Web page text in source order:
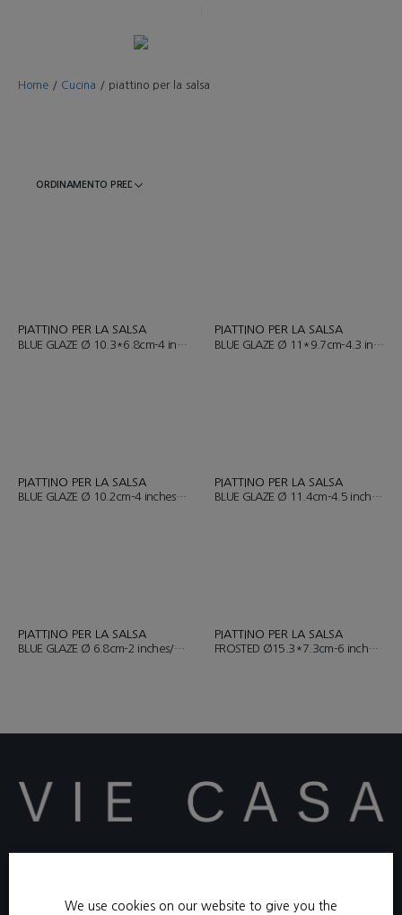
Home / Cucina / piattino per la salsa
PIATTINO PER LA SALSA
BLUE GLAZE Ø 10.3*6.8cm-4 inches/ ART.YH006-1
PIATTINO PER LA SALSA
BLUE GLAZE Ø 11*9.7cm-4.3 inches/ART.YH006-2
PIATTINO PER LA SALSA
BLUE GLAZE Ø 10.2cm-4 inches/ ART.YH006-3
PIATTINO PER LA SALSA
BLUE GLAZE Ø 11.4cm-4.5 inches/ ART.YH006-4
PIATTINO PER LA SALSA
BLUE GLAZE Ø 6.8cm-2 inches/ ART.YH006-30
PIATTINO PER LA SALSA
FROSTED Ø15.3*7.3cm-6 inches/ ART.YH007-7
contact@viecasa.com
We use cookies on our website to give you the